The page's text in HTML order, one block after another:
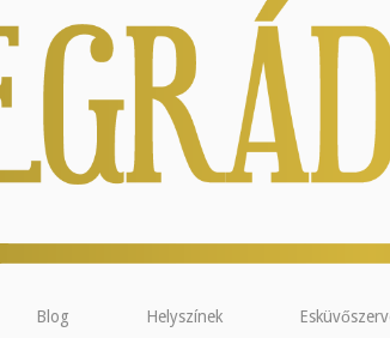
Blog Helyszínek